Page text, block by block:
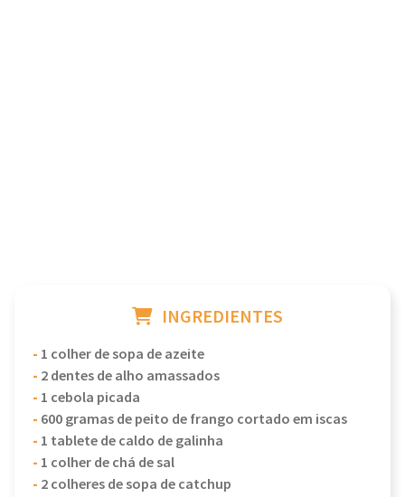
INGREDIENTES
- 1 colher de sopa de azeite
- 2 dentes de alho amassados
- 1 cebola picada
- 600 gramas de peito de frango cortado em iscas
- 1 tablete de caldo de galinha
- 1 colher de chá de sal
- 2 colheres de sopa de catchup